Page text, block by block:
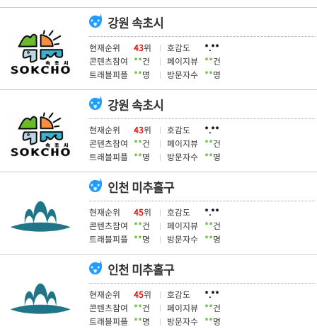
강원 속초시
현재순위 43위 호감도
*.**
콘텐츠참여 **건 페이지뷰 **건
트래블피플 **명 방문자수 **명
강원 속초시
현재순위 43위 호감도
*.**
콘텐츠참여 **건 페이지뷰 **건
트래블피플 **명 방문자수 **명
인천 미추홀구
현재순위 45위 호감도
*.**
콘텐츠참여 **건 페이지뷰 **건
트래블피플 **명 방문자수 **명
인천 미추홀구
현재순위 45위 호감도
*.**
콘텐츠참여 **건 페이지뷰 **건
트래블피플 **명 방문자수 **명